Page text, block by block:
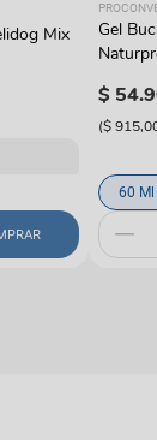
Mix
Gel
$ 54.
($
60 Ml